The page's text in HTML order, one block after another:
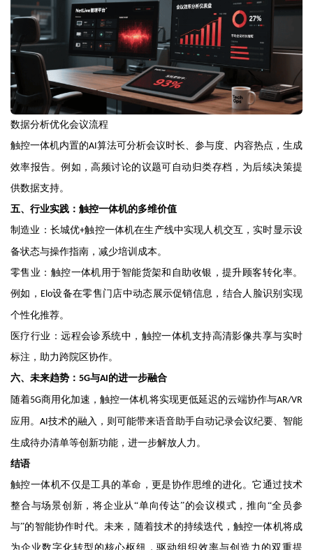
数据分析优化会议流程
触控一体机内置的AI算法可分析会议时长、参与度、内容热点，生成
效率报告。例如，高频讨论的议题可自动归类存档，为后续决策提
供数据支持。
五、行业实践：触控一体机的多维价值
制造业：长城优+触控一体机在生产线中实现人机交互，实时显示设
备状态与操作指南，减少培训成本。
零售业：触控一体机用于智能货架和自助收银，提升顾客转化率。
例如， Elo设备在零售门店中动态展示促销信息，结合人脸识别实现
个性化推荐。
医疗行业：远程会诊系统中，触控一体机支持高清影像共享与实时
标注，助力跨院区协作。
六、未来趋势： 5G与AI的进一步融合
随着5G商用化加速，触控一体机将实现更低延迟的云端协作与AR/VR
应用。 AI技术的融入，则可能带来语音助手自动记录会议纪要、智能
生成待办清单等创新功能，进一步解放人力。
结语
触控一体机不仅是工具的革命，更是协作思维的进化。它通过技术
整合与场景创新，将企业从“单向传达”的会议模式，推向“全员参
与”的智能协作时代。未来，随着技术的持续迭代，触控一体机将成
为企业数字化转型的核心枢纽，驱动组织效率与创造力的双重提